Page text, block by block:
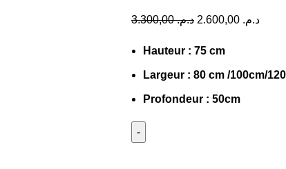
د.م.3.300,00 د.م.
Hauteur : 75 cm
Largeur : 80 cm /100cm/
Profondeur : 50cm